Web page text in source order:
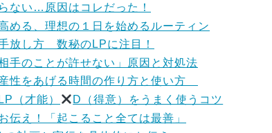
ない…原因はコレだった！
める、理想の１日を始めるルーティン
放し方 数秘のLPに注目！
手のことが許せない」原因と対処法
性をあげる時間の作り方と使い方
（才能）
D（得意）をうまく使うコツ
伝え！「起こること全ては最善」